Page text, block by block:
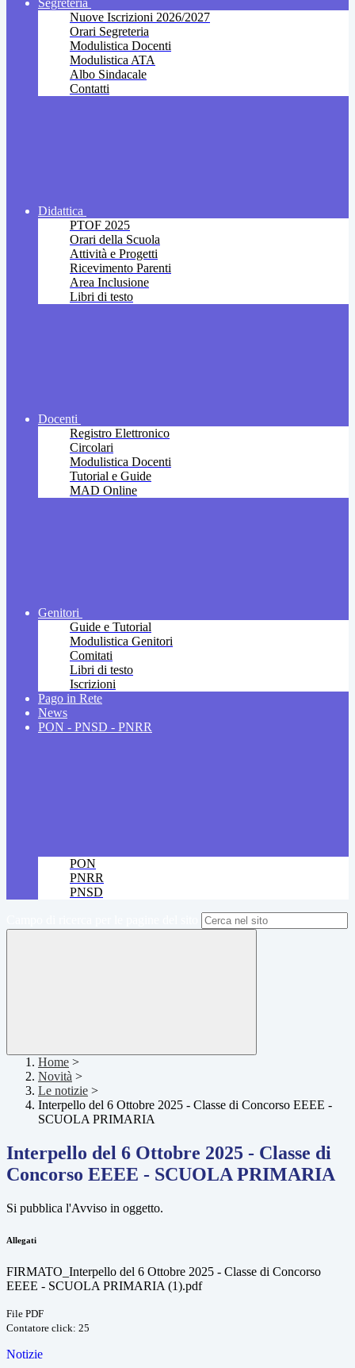
Segreteria
Nuove Iscrizioni 2026/2027
Orari Segreteria
Modulistica Docenti
Modulistica ATA
Albo Sindacale
Contatti
Didattica
PTOF 2025
Orari della Scuola
Attività e Progetti
Ricevimento Parenti
Area Inclusione
Libri di testo
Docenti
Registro Elettronico
Circolari
Modulistica Docenti
Tutorial e Guide
MAD Online
Genitori
Guide e Tutorial
Modulistica Genitori
Comitati
Libri di testo
Iscrizioni
Pago in Rete
News
PON - PNSD - PNRR
PON
PNRR
PNSD
Home >
Novità >
Le notizie >
Interpello del 6 Ottobre 2025 - Classe di Concorso EEEE -
SCUOLA PRIMARIA
Interpello del 6 Ottobre 2025 - Classe di
Concorso EEEE - SCUOLA PRIMARIA
Si pubblica l'Avviso in oggetto.
Allegati
FIRMATO_Interpello del 6 Ottobre 2025 - Classe di Concorso
EEEE - SCUOLA PRIMARIA (1).pdf
File PDF
Contatore click: 25
Notizie